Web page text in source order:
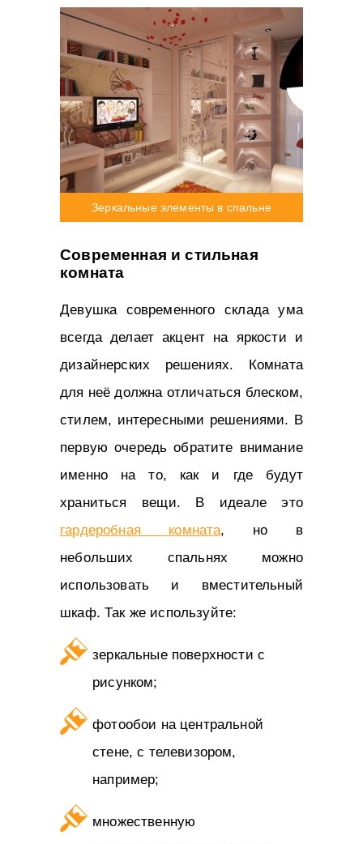
Зеркальные элементы в спальне
Современная и стильная
комната
Девушка современного склада ума
всегда делает акцент на яркости и
дизайнерских решениях. Комната
для неё должна отличаться блеском,
стилем, интересными решениями. В
первую очередь обратите внимание
именно на то, как и где будут
храниться вещи. В идеале это
гардеробная комната, но в
небольших спальнях можно
использовать и вместительный
шкаф. Так же используйте:
зеркальные поверхности с
рисунком;
фотообои на центральной
стене, с телевизором,
например;
множественную